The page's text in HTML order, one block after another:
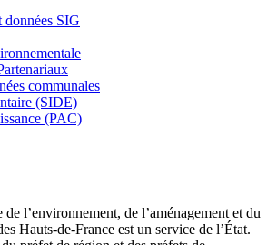
données SIG
communales
(SIDE)
(PAC)
l’environnement, de l’aménagement et du
Hauts-de-France est un service de l’État.